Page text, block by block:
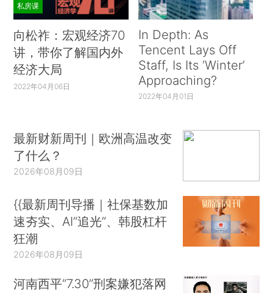
私房课
向松祚：宏观经济70
讲，带你了解国内外
经济大局
2022年04月06日
In Depth: As
Tencent Lays Off
Staff, Is Its ‘Winter’
Approaching?
2022年04月01日
最新财新周刊｜欧洲高温改变
了什么？
2026年08月09日
{{最新周刊导播｜社保基数加
速夯实、AI“追光”、韩股杠杆
狂潮
2026年08月09日
河南西平“7.30”刑案嫌犯落网